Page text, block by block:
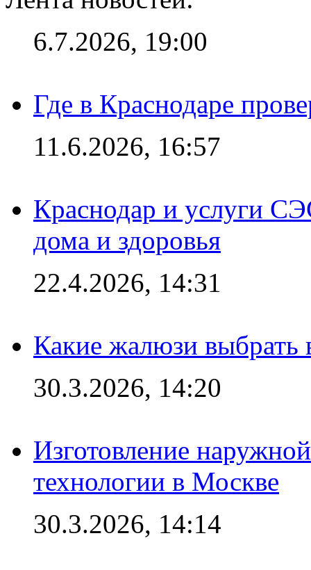
6.7.2026, 19:00
Где в Краснодаре
11.6.2026, 16:57
Краснодар и услуги
дома и здоровья
22.4.2026, 14:31
Какие жалюзи выбрать
30.3.2026, 14:20
Изготовление
технологии в Москве
30.3.2026, 14:14